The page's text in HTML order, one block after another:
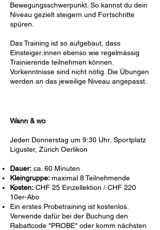
Bewegungsschwerpunkt. So kannst du dein
Niveau gezielt steigern und Fortschritte
spüren.
Das Training ist so aufgebaut, dass
Einsteiger:innen ebenso wie regelmässig
Trainierende teilnehmen können.
Vorkenntnisse sind nicht nötig. Die Übungen
werden an das jeweilige Niveau angepasst.
Wann & wo
Jeden Donnerstag um 9:30 Uhr, Sportplatz
Liguster, Zürich Oerlikon
Dauer: ca. 60 Minuten
Kleingruppe:maximal 8 Teilnehmende
Kosten: CHF 25 Einzellektion / CHF 220
10er-Abo
Ein erstes Probetraining ist kostenlos.
Verwende dafür bei der Buchung den
Rabattcode "PROBE" oder komm nächsten